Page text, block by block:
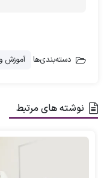
تجربه خود و
ارزشمند از
برای رشد و
مشاوره به
یادگیری،
دسته‌بندی‌ها آموزش
نوشته های مرتبط